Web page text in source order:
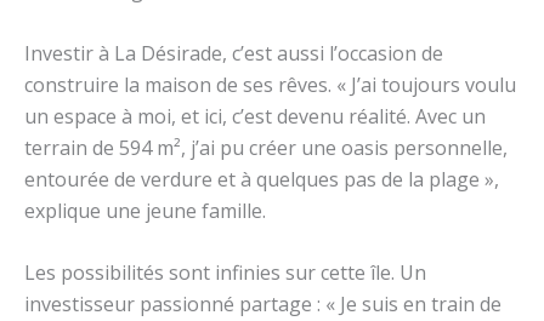
Investir à La Désirade, c’est aussi l’occasion de
construire la maison de ses rêves. « J’ai toujours voulu
un espace à moi, et ici, c’est devenu réalité. Avec un
terrain de 594 m², j’ai pu créer une oasis personnelle,
entourée de verdure et à quelques pas de la plage »,
explique une jeune famille.
Les possibilités sont infinies sur cette île. Un
investisseur passionné partage : « Je suis en train de